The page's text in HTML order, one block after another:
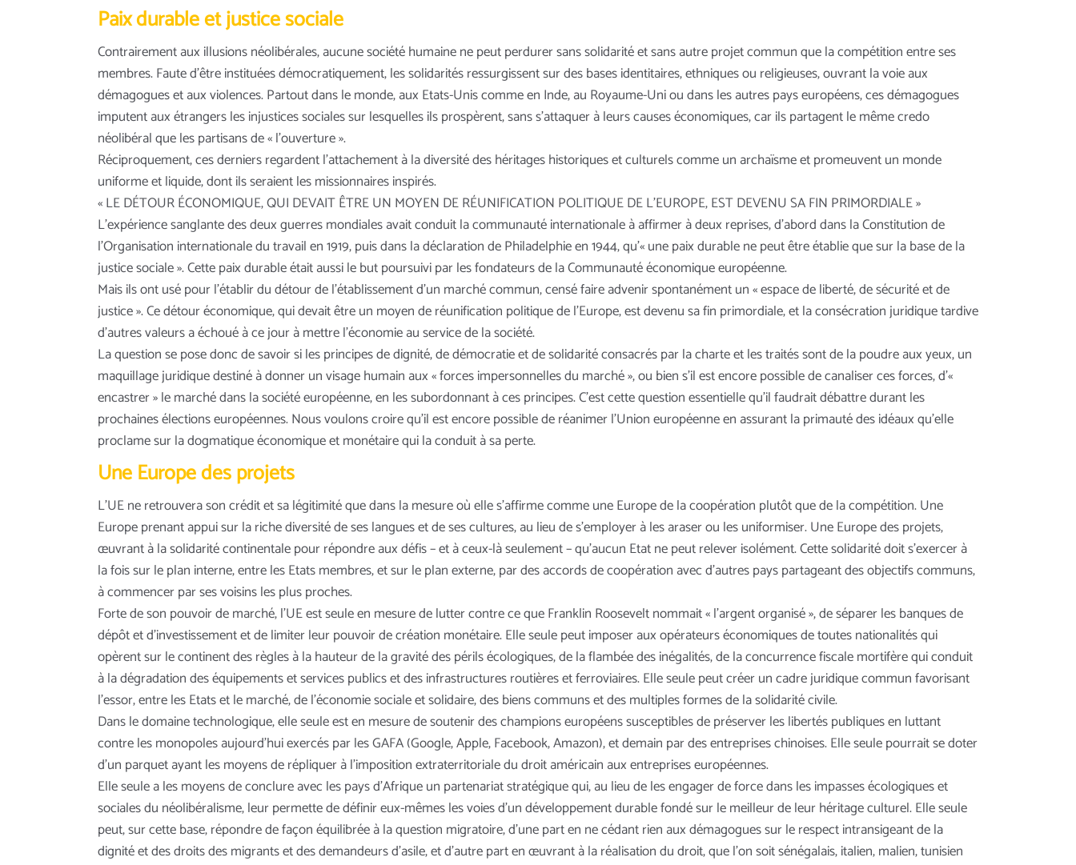
Paix durable et justice sociale
Contrairement aux illusions néolibérales, aucune société humaine ne peut perdurer sans solidarité et sans autre projet commun que la compétition entre ses
membres. Faute d’être instituées démocratiquement, les solidarités ressurgissent sur des bases identitaires, ethniques ou religieuses, ouvrant la voie aux
démagogues et aux violences. Partout dans le monde, aux Etats-Unis comme en Inde, au Royaume-Uni ou dans les autres pays européens, ces démagogues
imputent aux étrangers les injustices sociales sur lesquelles ils prospèrent, sans s’attaquer à leurs causes économiques, car ils partagent le même credo
néolibéral que les partisans de « l’ouverture ».
Réciproquement, ces derniers regardent l’attachement à la diversité des héritages historiques et culturels comme un archaïsme et promeuvent un monde
uniforme et liquide, dont ils seraient les missionnaires inspirés.
« LE DÉTOUR ÉCONOMIQUE, QUI DEVAIT ÊTRE UN MOYEN DE RÉUNIFICATION POLITIQUE DE L’EUROPE, EST DEVENU SA FIN PRIMORDIALE »
L’expérience sanglante des deux guerres mondiales avait conduit la communauté internationale à affirmer à deux reprises, d’abord dans la Constitution de
l’Organisation internationale du travail en 1919, puis dans la déclaration de Philadelphie en 1944, qu’« une paix durable ne peut être établie que sur la base de la
justice sociale ». Cette paix durable était aussi le but poursuivi par les fondateurs de la Communauté économique européenne.
Mais ils ont usé pour l’établir du détour de l’établissement d’un marché commun, censé faire advenir spontanément un « espace de liberté, de sécurité et de
justice ». Ce détour économique, qui devait être un moyen de réunification politique de l’Europe, est devenu sa fin primordiale, et la consécration juridique tardive
d’autres valeurs a échoué à ce jour à mettre l’économie au service de la société.
La question se pose donc de savoir si les principes de dignité, de démocratie et de solidarité consacrés par la charte et les traités sont de la poudre aux yeux, un
maquillage juridique destiné à donner un visage humain aux « forces impersonnelles du marché », ou bien s’il est encore possible de canaliser ces forces, d’«
encastrer » le marché dans la société européenne, en les subordonnant à ces principes. C’est cette question essentielle qu’il faudrait débattre durant les
prochaines élections européennes. Nous voulons croire qu’il est encore possible de réanimer l’Union européenne en assurant la primauté des idéaux qu’elle
proclame sur la dogmatique économique et monétaire qui la conduit à sa perte.
Une Europe des projets
L’UE ne retrouvera son crédit et sa légitimité que dans la mesure où elle s’affirme comme une Europe de la coopération plutôt que de la compétition. Une
Europe prenant appui sur la riche diversité de ses langues et de ses cultures, au lieu de s’employer à les araser ou les uniformiser. Une Europe des projets,
œuvrant à la solidarité continentale pour répondre aux défis – et à ceux-là seulement – qu’aucun Etat ne peut relever isolément. Cette solidarité doit s’exercer à
la fois sur le plan interne, entre les Etats membres, et sur le plan externe, par des accords de coopération avec d’autres pays partageant des objectifs communs,
à commencer par ses voisins les plus proches.
Forte de son pouvoir de marché, l’UE est seule en mesure de lutter contre ce que Franklin Roosevelt nommait « l’argent organisé », de séparer les banques de
dépôt et d’investissement et de limiter leur pouvoir de création monétaire. Elle seule peut imposer aux opérateurs économiques de toutes nationalités qui
opèrent sur le continent des règles à la hauteur de la gravité des périls écologiques, de la flambée des inégalités, de la concurrence fiscale mortifère qui conduit
à la dégradation des équipements et services publics et des infrastructures routières et ferroviaires. Elle seule peut créer un cadre juridique commun favorisant
l’essor, entre les Etats et le marché, de l’économie sociale et solidaire, des biens communs et des multiples formes de la solidarité civile.
Dans le domaine technologique, elle seule est en mesure de soutenir des champions européens susceptibles de préserver les libertés publiques en luttant
contre les monopoles aujourd’hui exercés par les GAFA (Google, Apple, Facebook, Amazon), et demain par des entreprises chinoises. Elle seule pourrait se doter
d’un parquet ayant les moyens de répliquer à l’imposition extraterritoriale du droit américain aux entreprises européennes.
Elle seule a les moyens de conclure avec les pays d’Afrique un partenariat stratégique qui, au lieu de les engager de force dans les impasses écologiques et
sociales du néolibéralisme, leur permette de définir eux-mêmes les voies d’un développement durable fondé sur le meilleur de leur héritage culturel. Elle seule
peut, sur cette base, répondre de façon équilibrée à la question migratoire, d’une part en ne cédant rien aux démagogues sur le respect intransigeant de la
dignité et des droits des migrants et des demandeurs d’asile, et d’autre part en œuvrant à la réalisation du droit, que l’on soit sénégalais, italien, malien, tunisien